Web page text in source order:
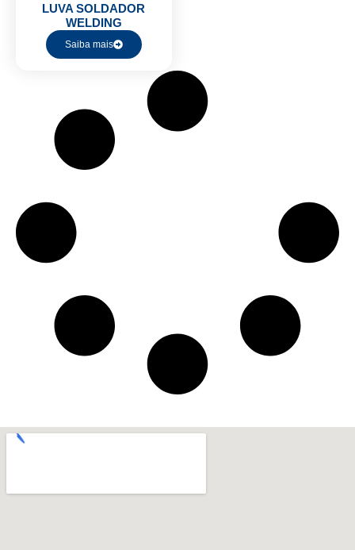
LUVA SOLDADOR
WELDING
Saiba mais